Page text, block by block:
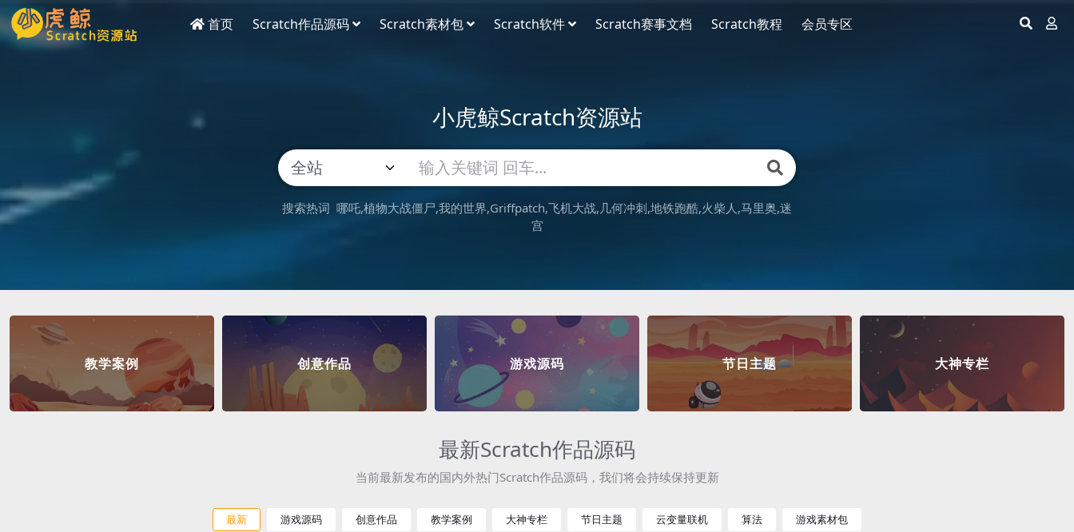
首页 Scratch作品源码 Scratch素材包 Scratch软件 Scratch赛事文档 Scratch教程 会员专区
小虎鲸Scratch资源站
搜索热词 哪吒 植物大战僵尸 我的世界 Griffpatch 飞机大战 几何冲刺 地铁跑酷 火柴人 马里奥 迷
宫
教学案例 创意作品 游戏源码 节日主题 大神专栏
最新Scratch作品源码
当前最新发布的国内外热门Scratch作品源码，我们将会持续保持更新
最新 游戏源码 创意作品 教学案例 大神专栏 节日主题 云变量联机 算法 游戏素材包